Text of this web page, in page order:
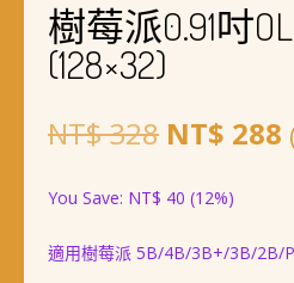
樹莓派0.91吋
(128×32)
NT$328 原
價
格：
NT$ 288
You Save: NT$ 40 (12%)
適用樹莓派 5B/4B/3B+/3B/2B/